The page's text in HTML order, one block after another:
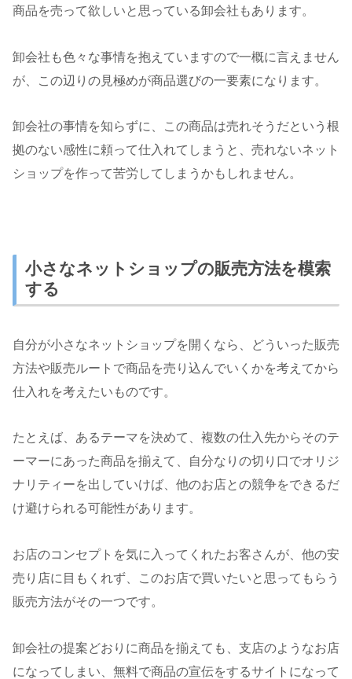
商品を売って欲しいと思っている卸会社もあります。
卸会社も色々な事情を抱えていますので一概に言えません
が、この辺りの見極めが商品選びの一要素になります。
卸会社の事情を知らずに、この商品は売れそうだという根
拠のない感性に頼って仕入れてしまうと、売れないネット
ショップを作って苦労してしまうかもしれません。
小さなネットショップの販売方法を模索
する
自分が小さなネットショップを開くなら、どういった販売
方法や販売ルートで商品を売り込んでいくかを考えてから
仕入れを考えたいものです。
たとえば、あるテーマを決めて、複数の仕入先からそのテ
ーマーにあった商品を揃えて、自分なりの切り口でオリジ
ナリティーを出していけば、他のお店との競争をできるだ
け避けられる可能性があります。
お店のコンセプトを気に入ってくれたお客さんが、他の安
売り店に目もくれず、このお店で買いたいと思ってもらう
販売方法がその一つです。
卸会社の提案どおりに商品を揃えても、支店のようなお店
になってしまい、無料で商品の宣伝をするサイトになって